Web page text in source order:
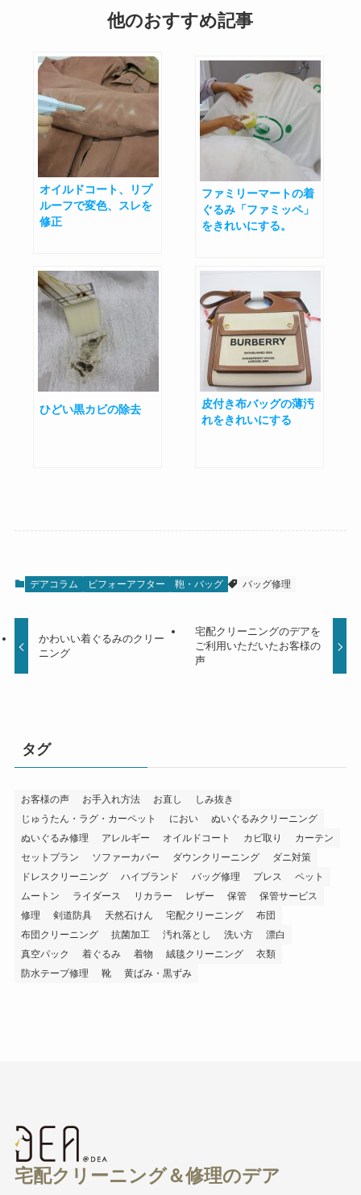
他のおすすめ記事
オイルドコート、リプ
ルーフで変色、スレを
修正
ファミリーマートの着
ぐるみ「ファミッペ」
をきれいにする。
ひどい黒カビの除去
皮付き布バッグの薄汚
れをきれいにする
デアコラム ビフォーアフター 鞄・バッグ バッグ修理
かわいい着ぐるみのクリー
ニング
宅配クリーニングのデアを
ご利用いただいたお客様の
声
タグ
お客様の声 お手入れ方法 お直し
しみ抜き
じゅうたん・ラグ・カーペット
におい
ぬいぐるみクリーニング
ぬいぐるみ修理
アレルギー オイルドコート カビ取り
カーテン
セットプラン
ソファーカバー ダウンクリーニング
ダニ対策
ドレスクリーニング
ハイブランド バッグ修理 プレス
ペット
ムートン
ライダース リカラー レザー 保管
保管サービス
修理
剣道防具 天然石けん 宅配クリーニング
布団
布団クリーニング
抗菌加工 汚れ落とし 洗い方
漂白
真空パック
着ぐるみ 着物 絨毯クリーニング
衣類
防水テープ修理
靴 黄ばみ・黒ずみ
宅配クリーニング＆修理のデア